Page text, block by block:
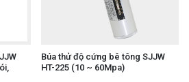
Búa thử độ cứng bê tông SJJW
HT-225 (10 ~ 60Mpa)